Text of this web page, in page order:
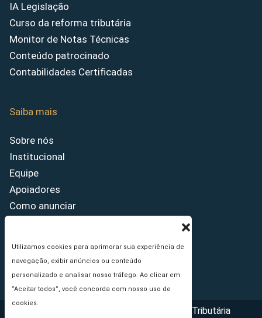
Utilizamos cookies para aprimorar sua experiência de
navegação, exibir anúncios ou conteúdo
personalizado e analisar nosso tráfego. Ao clicar em
“Aceitar todos”, você concorda com nosso uso de
cookies.
IA Legislação
Curso da reforma tributária
Monitor de Notas Técnicas
Conteúdo patrocinado
Contabilidades Certificadas
Saiba mais
Sobre nós
Institucional
Equipe
Apoiadores
Como anunciar
Princípios Editoriais
Copyright © 2026 - Portal da Reforma Tributária